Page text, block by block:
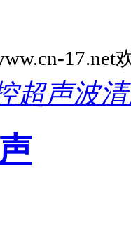
17.net
超声波